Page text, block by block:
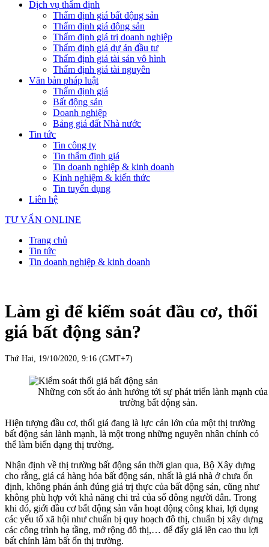
Dịch vụ thẩm định
Thẩm định giá bất động sản
Thẩm định giá động sản
Thẩm định giá trị doanh nghiệp
Thẩm định giá dự án đầu tư
Thẩm định giá tài sản vô hình
Thẩm định giá tài nguyên
Văn bản pháp luật
Thẩm định giá
Bất động sản
Doanh nghiệp
Bảng giá đất Nhà nước
Tin tức
Tin công ty
Tin thẩm định giá
Tin doanh nghiệp & kinh doanh
Kinh nghiệm & kiến thức
Tin tuyển dụng
Liên hệ
TƯ VẤN ONLINE
Trang chủ
Tin tức
Tin doanh nghiệp & kinh doanh
Làm gì để kiểm soát đầu cơ, thổi
giá bất động sản?
Thứ Hai, 19/10/2020, 9:16 (GMT+7)
Những cơn sốt ảo ảnh hưởng tới sự phát triển lành mạnh
trường bất động sản.
Hiện tượng đầu cơ, thổi giá đang là lực cản lớn của một thị trường
bất động sản lành mạnh, là một trong những nguyên nhân chính có
thể làm biến dạng thị trường.
Nhận định về thị trường bất động sản thời gian qua, Bộ Xây dựng
cho rằng, giá cả hàng hóa bất động sản, nhất là giá nhà ở chưa ổn
định, không phản ánh đúng giá trị thực của bất động sản, cũng như
không phù hợp với khả năng chi trả của số đông người dân. Trong
khi đó, giới đầu cơ bất động sản vẫn hoạt động công khai, lợi dụng
các yếu tố xã hội như chuẩn bị quy hoạch đô thị, chuẩn bị xây dựng
các công trình hạ tầng, mở rộng đô thị,… để đẩy giá lên cao thu lợi
bất chính làm bất ổn thị trường.